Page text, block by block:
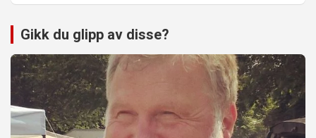
Gikk du glipp av disse?